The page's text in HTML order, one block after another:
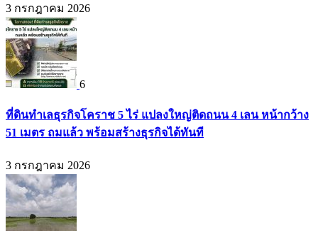
3 กรกฎาคม 2026
6
ที่ดินทำเลธุรกิจโคราช 5 ไร่ แปลงใหญ่ติดถนน 4 เลน หน้ากว้าง
51 เมตร ถมแล้ว พร้อมสร้างธุรกิจได้ทันที
3 กรกฎาคม 2026